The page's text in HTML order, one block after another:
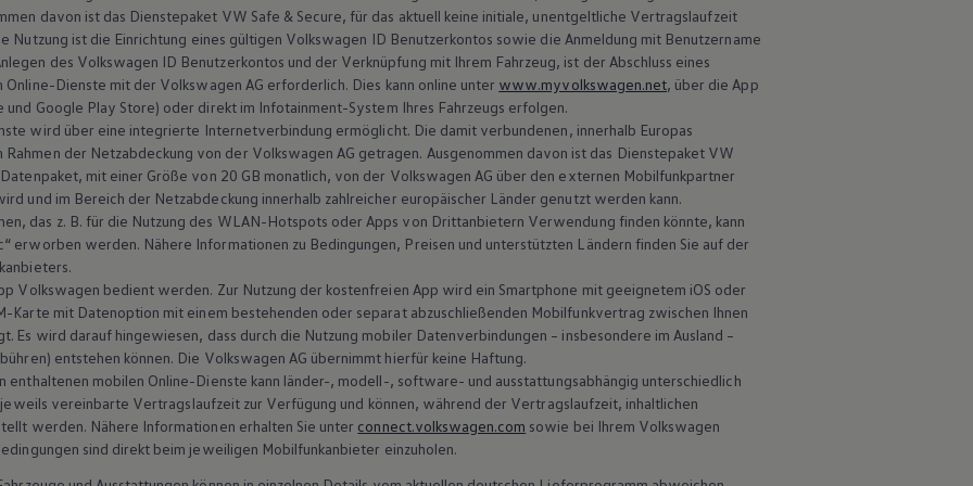
davon ist das Dienstepaket VW Safe & Secure, für das aktuell keine initiale, unentgeltliche Vertragslaufzeit
Nutzung ist die Einrichtung eines gültigen Volkswagen ID Benutzerkontos sowie die Anmeldung mit Benutzername
des Volkswagen ID Benutzerkontos und der Verknüpfung mit Ihrem Fahrzeug, ist der Abschluss eines
Online-Dienste mit der Volkswagen AG erforderlich. Dies kann online unter www.myvolkswagen.net, über die App
Google Play Store) oder direkt im Infotainment-System Ihres Fahrzeugs erfolgen.
wird über eine integrierte Internetverbindung ermöglicht. Die damit verbundenen, innerhalb Europas
der Netzabdeckung von der Volkswagen AG getragen. Ausgenommen davon ist das Dienstepaket VW
mit einer Größe von 20 GB monatlich, von der Volkswagen AG über den externen Mobilfunkpartner
und im Bereich der Netzabdeckung innerhalb zahlreicher europäischer Länder genutzt werden kann.
das z. B. für die Nutzung des WLAN-Hotspots oder Apps von Drittanbietern Verwendung finden könnte, kann
erworben werden. Nähere Informationen zu Bedingungen, Preisen und unterstützten Ländern finden Sie auf der
Volkswagen bedient werden. Zur Nutzung der kostenfreien App wird ein Smartphone mit geeignetem iOS oder
Karte mit Datenoption mit einem bestehenden oder separat abzuschließenden Mobilfunkvertrag zwischen Ihnen
Es wird darauf hingewiesen, dass durch die Nutzung mobiler Datenverbindungen – insbesondere im Ausland –
entstehen können. Die Volkswagen AG übernimmt hierfür keine Haftung.
enthaltenen mobilen Online-Dienste kann länder-, modell-, software- und ausstattungsabhängig unterschiedlich
vereinbarte Vertragslaufzeit zur Verfügung und können, während der Vertragslaufzeit, inhaltlichen
werden. Nähere Informationen erhalten Sie unter connect.volkswagen.com sowie bei Ihrem Volkswagen
sind direkt beim jeweiligen Mobilfunkanbieter einzuholen.